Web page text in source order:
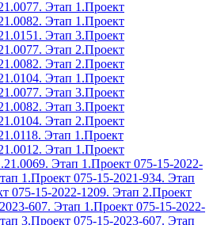
Этап 1.Проект
Этап 1.Проект
Этап 3.Проект
Этап 2.Проект
Этап 2.Проект
Этап 1.Проект
Этап 3.Проект
Этап 3.Проект
Этап 2.Проект
Этап 1.Проект
Этап 1.Проект
Этап 1.Проект 075-15-2022-
1.Проект 075-15-2021-934. Этап
075-15-2022-1209. Этап 2.Проект
607. Этап 1.Проект 075-15-2022-
3.Проект 075-15-2023-607. Этап